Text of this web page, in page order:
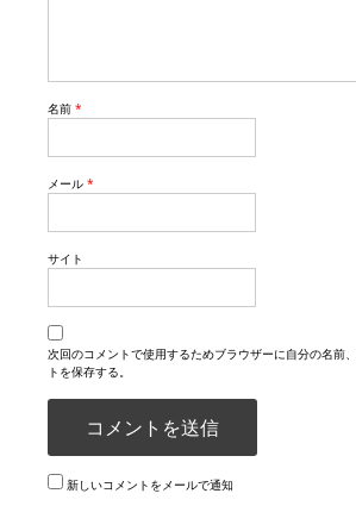
名前 *
メール *
サイト
次回のコメントで使用するためブラウザーに自分の名前
トを保存する。
新しいコメントをメールで通知